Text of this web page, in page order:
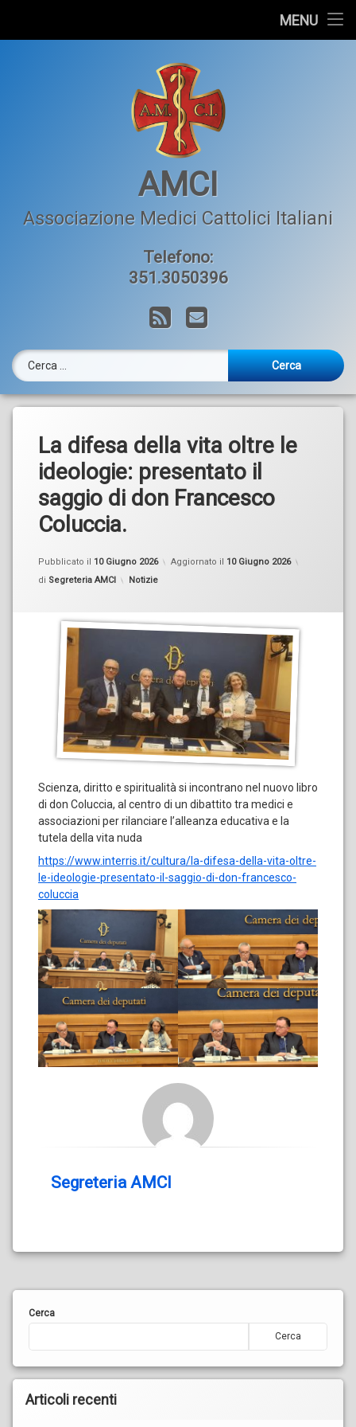
MENU
AMCI
Associazione Medici Cattolici Italiani
Telefono:
351.3050396
RSS Email
Ricerca per:
La difesa della vita oltre le
ideologie: presentato il
saggio di don Francesco
Coluccia.
Pubblicato il 10 Giugno 2026 Aggiornato il 10 Giugno 2026
di Segreteria AMCI Categorie:
Notizie
Scienza, diritto e spiritualità si incontrano nel nuovo libro
di don Coluccia, al centro di un dibattito tra medici e
associazioni per rilanciare l’alleanza educativa e la
tutela della vita nuda
https://www.interris.it/cultura/la-difesa-della-vita-oltre-
le-ideologie-presentato-il-saggio-di-don-francesco-
coluccia
Segreteria AMCI
Cerca
Cerca
Articoli recenti